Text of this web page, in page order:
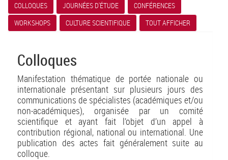
COLLOQUES JOURNÉES D'ÉTUDE
CONFÉRENCES
WORKSHOPS
CULTURE SCIENTIFIQUE TOUT AFFICHER
Colloques
Manifestation thématique de portée nationale ou
internationale présentant sur plusieurs jours des
communications de spécialistes (académiques et/ou
non-académiques), organisée par un comité
scientifique et ayant fait l’objet d’un appel à
contribution régional, national ou international. Une
publication des actes fait généralement suite au
colloque.